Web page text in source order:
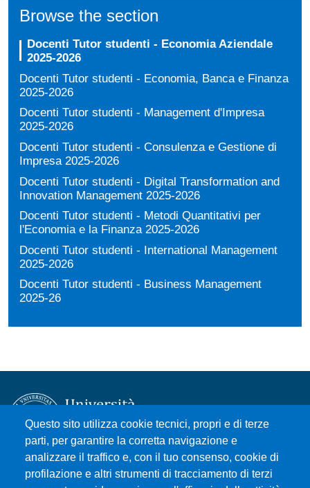
Browse the section
Docenti Tutor studenti - Economia Aziendale
2025-2026
Docenti Tutor studenti - Economia, Banca e Finanza
2025-2026
Docenti Tutor studenti - Management d'Impresa
2025-2026
Docenti Tutor studenti - Consulenza e Gestione di
Impresa 2025-2026
Docenti Tutor studenti - Digital Transformation and
Innovation Management 2025-2026
Docenti Tutor studenti - Metodi Quantitativi per
l'Economia e la Finanza 2025-2026
Docenti Tutor studenti - International Management
2025-2026
Docenti Tutor studenti - Business Management
2025-26
Questo sito utilizza cookie tecnici, propri e di terze
parti, per garantire la corretta navigazione e
analizzare il traffico e, con il tuo consenso, cookie di
profilazione e altri strumenti di tracciamento di terzi
Università degli Studi di Messina